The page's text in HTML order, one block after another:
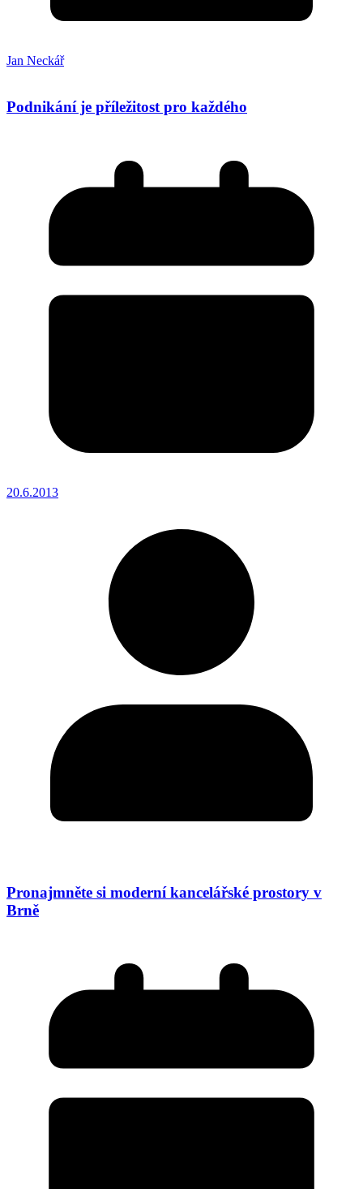
Jan Neckář
Podnikání je příležitost pro každého
20.6.2013
Pronajmněte si moderní kancelářské prostory v
Brně